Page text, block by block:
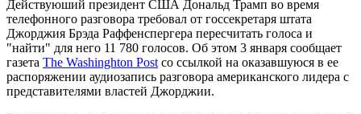
Действуюший президент США Дональд Трамп во время
телефонного разговора требовал от госсекретаря штата
Джорджия Брэда Раффенспергера пересчитать голоса и
"найти" для него 11 780 голосов. Об этом 3 января сообщает
газета The Washinghton Post со ссылкой на оказавшуюся в ее
распоряжении аудиозапись разговора американского лидера с
представителями властей Джорджии.